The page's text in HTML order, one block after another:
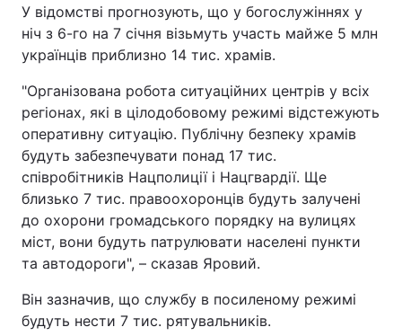
У відомстві прогнозують, що у богослужіннях у
ніч з 6-го на 7 січня візьмуть участь майже 5 млн
українців приблизно 14 тис. храмів.
"Організована робота ситуаційних центрів у всіх
регіонах, які в цілодобовому режимі відстежують
оперативну ситуацію. Публічну безпеку храмів
будуть забезпечувати понад 17 тис.
співробітників Нацполиції і Нацгвардії. Ще
близько 7 тис. правоохоронців будуть залучені
до охорони громадського порядку на вулицях
міст, вони будуть патрулювати населені пункти
та автодороги", – сказав Яровий.
Він зазначив, що службу в посиленому режимі
будуть нести 7 тис. рятувальників.